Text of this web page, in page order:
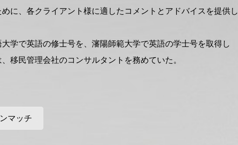
に、各クライアント様に適したコメントとアドバイスを提供し
学で英語の修士号を、瀋陽師範大学で英語の学士号を取得し
移民管理会社のコンサルタントを務めていた。
マッチ